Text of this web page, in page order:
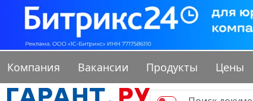
Компания Вакансии Продукты Цены